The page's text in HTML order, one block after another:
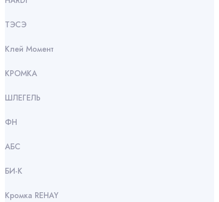
ТЭСЭ
Клей Момент
КРОМКА
ШЛЕГЕЛЬ
ФН
АБС
БИ-К
Кромка REHAY